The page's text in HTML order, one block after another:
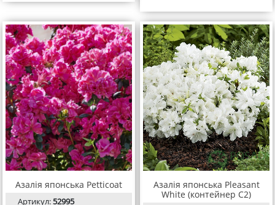
Азалія японська Petticoat
Артикул:52995
Азалія японська Pleasant
White (контейнер С2)